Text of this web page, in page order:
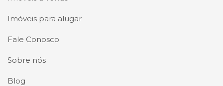
Imóveis para alugar
Fale Conosco
Sobre nós
Blog